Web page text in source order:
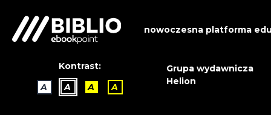
nowoczesna platforma
Kontrast:
A
A A A
Grupa wydawnicza
Helion